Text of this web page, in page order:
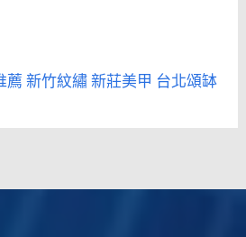
薦新竹紋繡新莊美甲 台北頌缽